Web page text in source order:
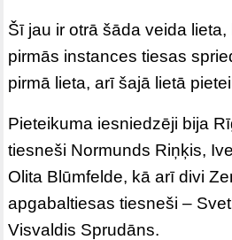
Šī jau ir otrā šāda veida
pirmās instances tiesas
pirmā lieta, arī šajā lietā
Pieteikuma iesniedzēji bija
tiesneši Normunds Riņķis,
Olita Blūmfelde, kā arī divi
apgabaltiesas tiesneši –
Visvaldis Sprudāns.